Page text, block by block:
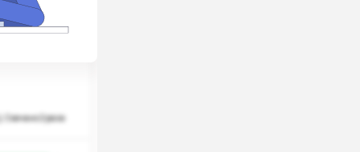
Скачано 2 раза